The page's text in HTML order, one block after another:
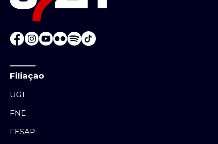
Filiação
UGT
FNE
FESAP